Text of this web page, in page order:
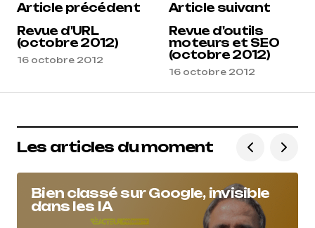
Article précédent
Revue d'URL
(octobre 2012)
16 octobre 2012
Article suivant
Revue d'outils
moteurs et SEO
(octobre 2012)
16 octobre 2012
Les articles du moment
Bien classé sur Google, invisible
dans les IA